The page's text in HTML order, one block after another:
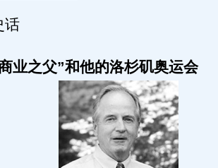
业之父”和他的洛杉矶奥运会